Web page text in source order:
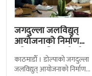
जगदुल्ला जलविद्युत्
आयोजनाको निर्माण
प्रक्रिया अघि बढ्यो : ठेक्का
सम्झौतामा…
काठमाडाैँ । डोल्पाको जगदुल्ला
जलविद्युत् आयोजनाको निर्माण